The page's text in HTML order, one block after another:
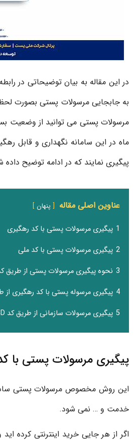
در این مقاله به بیان توضیحاتی در
به جابجایی مرسولات پستی بصورت
ماه در این سامانه نگهداری و قابل
پیگیری نمایند که در ادامه توضیح
عناوین اصلی مقاله پنهان
1 پیگیری مرسولات پستی با کد رهگیری
2 پیگیری مرسولات پستی با کد ملی
3 نحوه پیگیری مرسولات پستی از طریق
4 پیگیری مرسوله پستی با کد رهگیری از
5 پیگیری مرسولات سازمانی از طریق کد USSD
پیگیری مرسولات پستی با
این روش مخصوص مرسولات پستی ساده
خدمت و … نمی شود.